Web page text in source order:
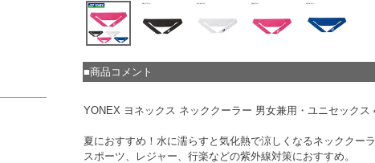
■商品コメント
YONEX ヨネックス ネッククーラー 男女兼用・ユニセックス
夏におすすめ！水に濡らすと気化熱で涼しくなるネッククーラ
スポーツ、レジャー、行楽などの紫外線対策におすすめ。